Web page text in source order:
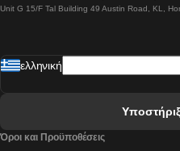
Βουδαπέστη
Unit G 15/F Tal Building 49 Austin Road, KL,
ελληνική
Όροι και Προϋποθέσεις